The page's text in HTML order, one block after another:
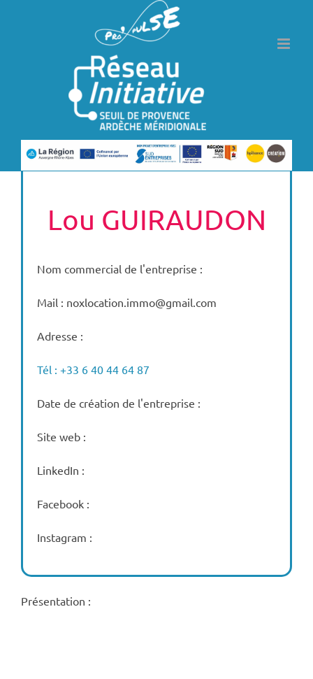
Lou GUIRAUDON
Nom commercial de l'entreprise :
Mail : noxlocation.immo@gmail.com
Adresse :
Tél : +33 6 40 44 64 87
Date de création de l'entreprise :
Site web :
LinkedIn :
Facebook :
Instagram :
Présentation :